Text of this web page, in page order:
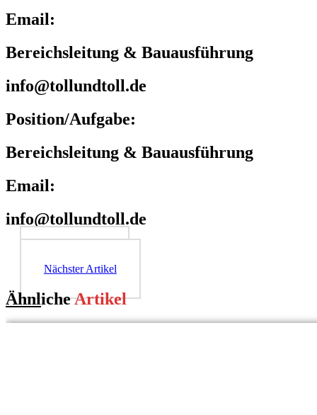
Email:
Bereichsleitung & Bauausführung
info@tollundtoll.de
Position/Aufgabe:
Bereichsleitung & Bauausführung
Email:
info@tollundtoll.de
Nächster Artikel
ÄhnlicheArtikel